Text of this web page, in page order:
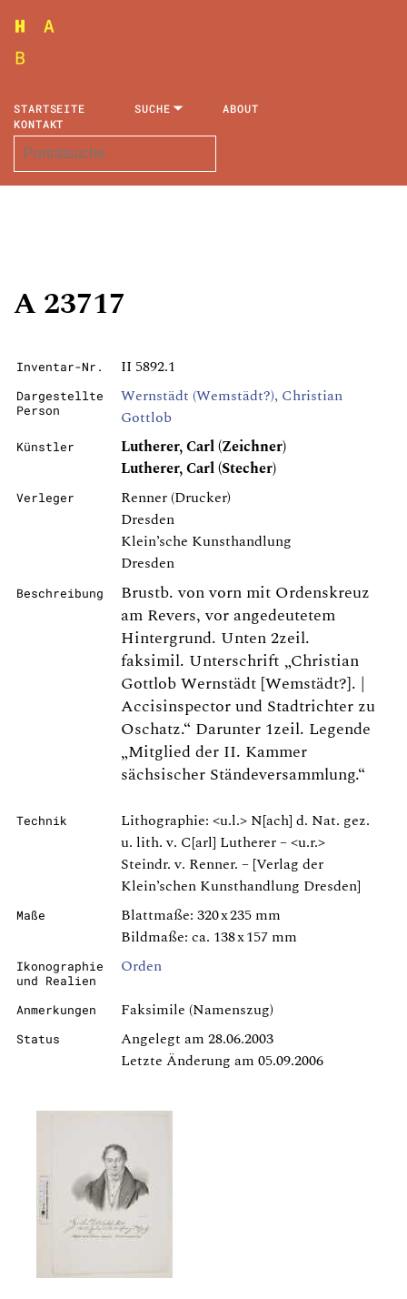
STARTSEITE SUCHE
ABOUT
KONTAKT
A 23717
Inventar-Nr. II 5892.1
Dargestellte
Person
Wernstädt (Wemstädt?), Christian
Gottlob
Künstler
Lutherer, Carl (Zeichner)
Lutherer, Carl (Stecher)
Verleger
Renner (Drucker)
Dresden
Klein’sche Kunsthandlung
Dresden
Beschreibung
Brustb. von vorn mit Ordenskreuz
am Revers, vor angedeutetem
Hintergrund. Unten 2zeil.
faksimil. Unterschrift „Christian
Gottlob Wernstädt [Wemstädt?]. |
Accisinspector und Stadtrichter zu
Oschatz.“ Darunter 1zeil. Legende
„Mitglied der II. Kammer
sächsischer Ständeversammlung.“
Technik
Lithographie: <u.l.> N[ach] d. Nat. gez.
u. lith. v. C[arl] Lutherer – <u.r.>
Steindr. v. Renner. – [Verlag der
Klein’schen Kunsthandlung Dresden]
Maße
Blattmaße: 320 x 235 mm
Bildmaße: ca. 138 x 157 mm
Ikonographie
und Realien
Orden
Anmerkungen Faksimile (Namenszug)
Status
Angelegt am 28.06.2003
Letzte Änderung am 05.09.2006